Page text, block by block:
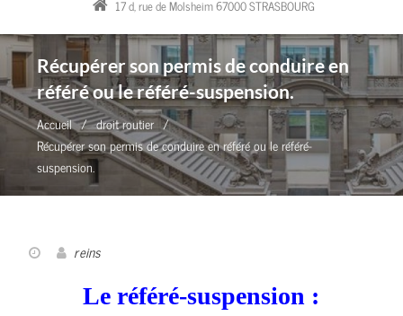
17 d, rue de Molsheim 67000 STRASBOURG
Récupérer son permis de conduire en
référé ou le référé-suspension.
Accueil
droit routier
Récupérer son permis de conduire en référé ou le référé-
suspension.
reins
Le référé-suspension :